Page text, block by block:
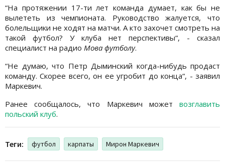
“На протяжении 17-ти лет команда думает, как бы не
вылететь из чемпионата. Руководство жалуется, что
болельщики не ходят на матчи. А кто захочет смотреть на
такой футбол? У клуба нет перспективы“, - сказал
специалист на радио Мова футболу.
“Не думаю, что Петр Дыминский когда-нибудь продаст
команду. Скорее всего, он ее угробит до конца“, - заявил
Маркевич.
Ранее сообщалось, что Маркевич может возглавить
польский клуб.
Теги: футбол карпаты Мирон Маркевич